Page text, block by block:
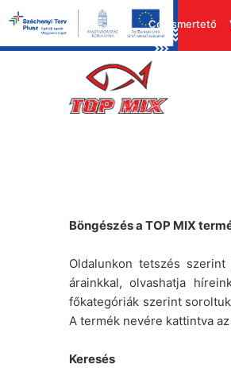
Cégismertető
Böngészés a TOP MIX
Oldalunkon tetszés
árainkkal, olvashatja
főkategóriák szerint
A termék nevére kattintva
Keresés